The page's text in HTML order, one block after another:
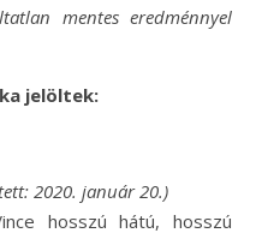
mentes eredménnyel
jelöltek:
2020. január 20.)
hosszú hátú, hosszú